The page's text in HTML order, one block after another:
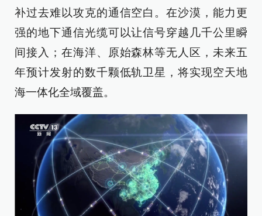
补过去难以攻克的通信空白。在沙漠，能力更
强的地下通信光缆可以让信号穿越几千公里瞬
间接入；在海洋、原始森林等无人区，未来五
年预计发射的数千颗低轨卫星，将实现空天地
海一体化全域覆盖。